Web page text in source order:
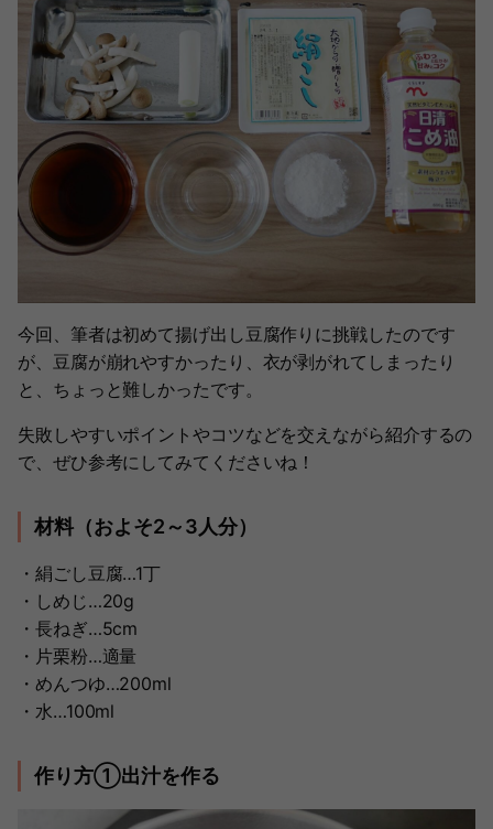
今回、筆者は初めて揚げ出し豆腐作りに挑戦したのです
が、豆腐が崩れやすかったり、衣が剥がれてしまったり
と、ちょっと難しかったです。
失敗しやすいポイントやコツなどを交えながら紹介するの
で、ぜひ参考にしてみてくださいね！
材料（およそ2～3人分）
・絹ごし豆腐…1丁
・しめじ…20g
・長ねぎ…5cm
・片栗粉…適量
・めんつゆ…200ml
・水…100ml
作り方①出汁を作る